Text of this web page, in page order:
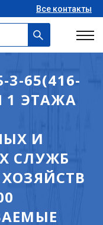
Все контакты
65(416-
1 ЭТАЖА
И
СЛУЖБ